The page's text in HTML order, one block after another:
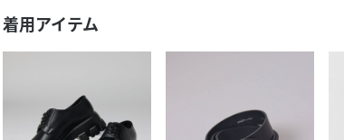
着用アイテム